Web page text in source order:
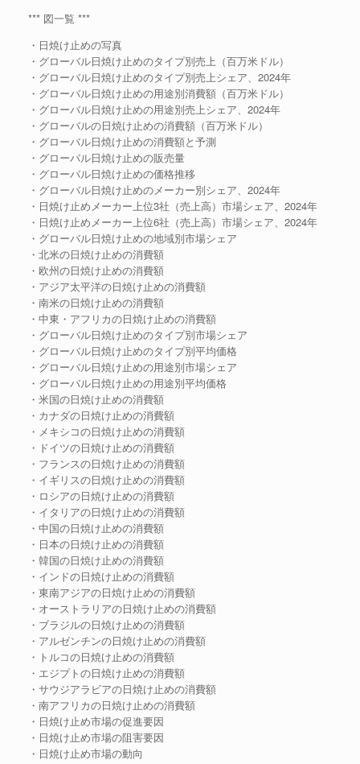
*** 図一覧 ***
・日焼け止めの写真
・グローバル日焼け止めのタイプ別売上（百万米ドル）
・グローバル日焼け止めのタイプ別売上シェア、2024年
・グローバル日焼け止めの用途別消費額（百万米ドル）
・グローバル日焼け止めの用途別売上シェア、2024年
・グローバルの日焼け止めの消費額（百万米ドル）
・グローバル日焼け止めの消費額と予測
・グローバル日焼け止めの販売量
・グローバル日焼け止めの価格推移
・グローバル日焼け止めのメーカー別シェア、2024年
・日焼け止めメーカー上位3社（売上高）市場シェア、2024年
・日焼け止めメーカー上位6社（売上高）市場シェア、2024年
・グローバル日焼け止めの地域別市場シェア
・北米の日焼け止めの消費額
・欧州の日焼け止めの消費額
・アジア太平洋の日焼け止めの消費額
・南米の日焼け止めの消費額
・中東・アフリカの日焼け止めの消費額
・グローバル日焼け止めのタイプ別市場シェア
・グローバル日焼け止めのタイプ別平均価格
・グローバル日焼け止めの用途別市場シェア
・グローバル日焼け止めの用途別平均価格
・米国の日焼け止めの消費額
・カナダの日焼け止めの消費額
・メキシコの日焼け止めの消費額
・ドイツの日焼け止めの消費額
・フランスの日焼け止めの消費額
・イギリスの日焼け止めの消費額
・ロシアの日焼け止めの消費額
・イタリアの日焼け止めの消費額
・中国の日焼け止めの消費額
・日本の日焼け止めの消費額
・韓国の日焼け止めの消費額
・インドの日焼け止めの消費額
・東南アジアの日焼け止めの消費額
・オーストラリアの日焼け止めの消費額
・ブラジルの日焼け止めの消費額
・アルゼンチンの日焼け止めの消費額
・トルコの日焼け止めの消費額
・エジプトの日焼け止めの消費額
・サウジアラビアの日焼け止めの消費額
・南アフリカの日焼け止めの消費額
・日焼け止め市場の促進要因
・日焼け止め市場の阻害要因
・日焼け止め市場の動向